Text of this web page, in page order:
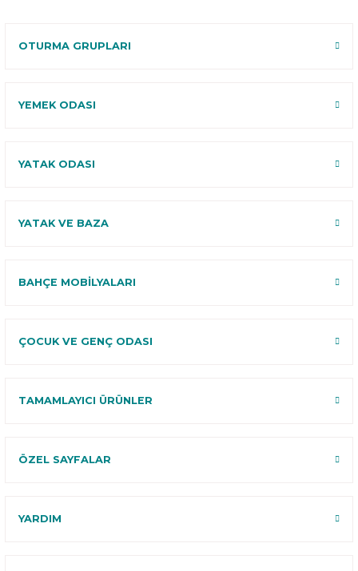
OTURMA GRUPLARI
YEMEK ODASI
YATAK ODASI
YATAK VE BAZA
BAHÇE MOBİLYALARI
ÇOCUK VE GENÇ ODASI
TAMAMLAYICI ÜRÜNLER
ÖZEL SAYFALAR
YARDIM